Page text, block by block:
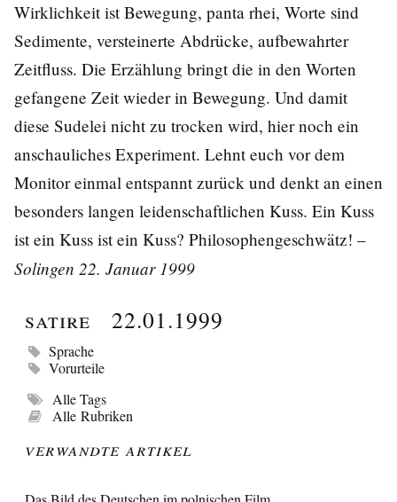
Wirklichkeit ist Bewegung, panta rhei, Worte sind
Sedimente, versteinerte Abdrücke, aufbewahrter
Zeitfluss. Die Erzählung bringt die in den Worten
gefangene Zeit wieder in Bewegung. Und damit
diese Sudelei nicht zu trocken wird, hier noch ein
anschauliches Experiment. Lehnt euch vor dem
Monitor einmal entspannt zurück und denkt an einen
besonders langen leidenschaftlichen Kuss. Ein Kuss
ist ein Kuss ist ein Kuss? Philosophengeschwätz! –
Solingen 22. Januar 1999
Satire 22.01.1999
Sprache
Vorurteile
Alle Tags
Alle Rubriken
Verwandte Artikel